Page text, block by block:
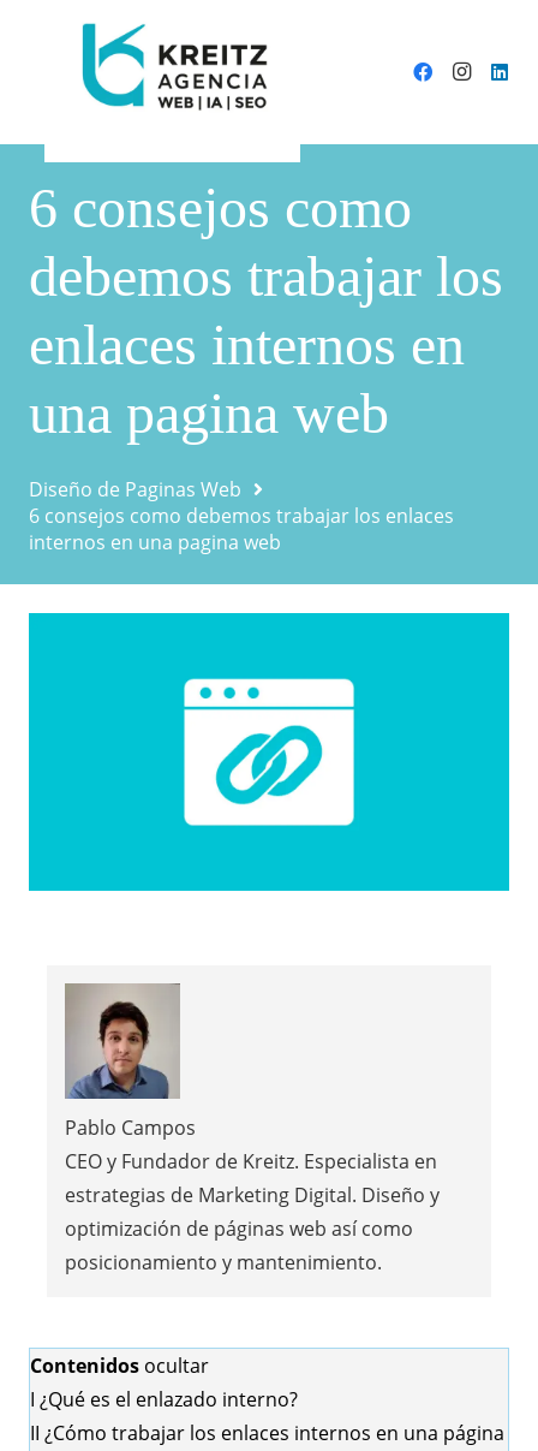
6 consejos como
debemos trabajar los
enlaces internos en
una pagina web
Diseño de Paginas Web
6 consejos como debemos trabajar los enlaces
internos en una pagina web
Pablo Campos
CEO y Fundador de Kreitz. Especialista en
estrategias de Marketing Digital. Diseño y
optimización de páginas web así como
posicionamiento y mantenimiento.
Contenidos ocultar
I ¿Qué es el enlazado interno?
II ¿Cómo trabajar los enlaces internos en una página